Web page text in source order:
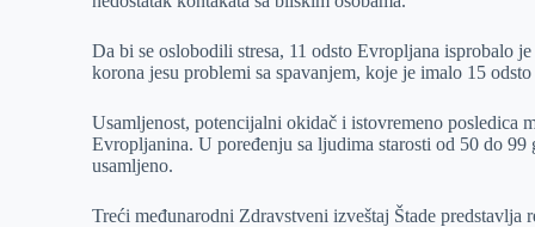
Da bi se oslobodili stresa, 11 odsto Evropljana isprobalo
korona jesu problemi sa spavanjem, koje je imalo 15
Usamljenost, potencijalni okidač i istovremeno posledica
Evropljanina. U poređenju sa ljudima starosti od 50 do
usamljeno.
Treći međunarodni Zdravstveni izveštaj Štade predstavlja